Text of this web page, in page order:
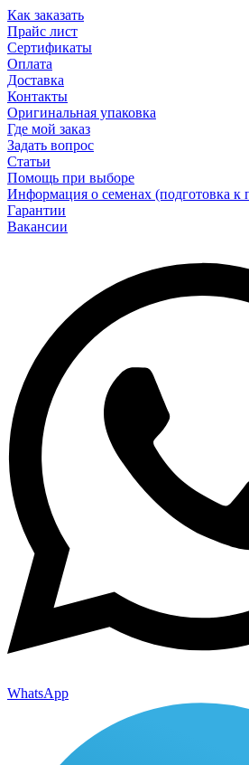
Как заказать
Прайс лист
Сертификаты
Оплата
Доставка
Контакты
Оригинальная упаковка
Где мой заказ
Задать вопрос
Статьи
Помощь при выборе
Информация о семенах (подготовка к
Гарантии
Вакансии
WhatsApp